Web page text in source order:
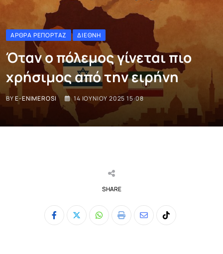
ΆΡΘΡΑ ΡΕΠΟΡΤΆΖ ΔΙΕΘΝΉ
Όταν ο πόλεμος γίνεται πιο
χρήσιμος από την ειρήνη
BYE-ENIMEROSI 14 ΙΟΥΝΊΟΥ 2025 15:08
SHARE
Whatsapp
Print
ShareTiktok